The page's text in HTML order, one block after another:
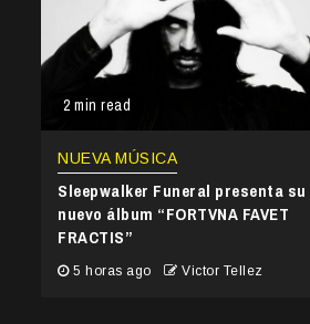
2 min read
NUEVA MÚSICA
Sleepwalker Funeral presenta su
nuevo álbum “FORTVNA FAVET
FRACTIS”
5 horas ago Victor Tellez